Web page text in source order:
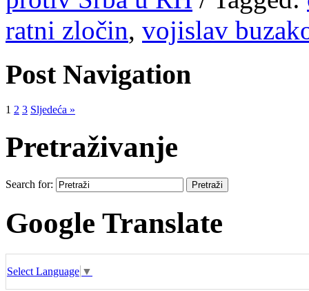
ratni zločin, vojislav
Post Navigation
1 2 3 Sljedeća »
Pretraživanje
Search for:
Google Translate
Select Language ▼